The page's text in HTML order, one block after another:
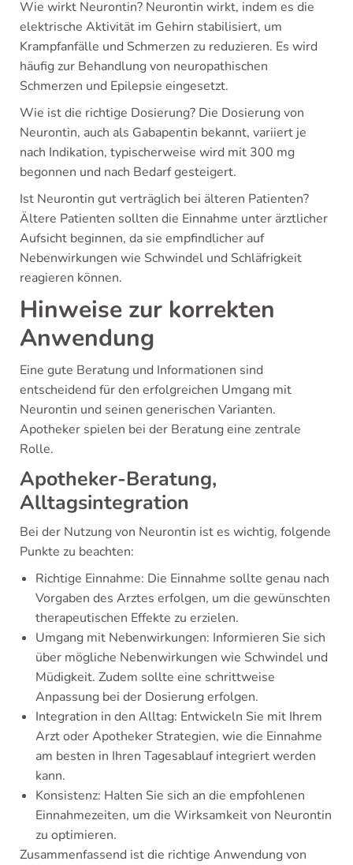
Wie wirkt Neurontin? Neurontin wirkt, indem es die
elektrische Aktivität im Gehirn stabilisiert, um
Krampfanfälle und Schmerzen zu reduzieren. Es wird
häufig zur Behandlung von neuropathischen
Schmerzen und Epilepsie eingesetzt.
Wie ist die richtige Dosierung? Die Dosierung von
Neurontin, auch als Gabapentin bekannt, variiert je
nach Indikation, typischerweise wird mit 300 mg
begonnen und nach Bedarf gesteigert.
Ist Neurontin gut verträglich bei älteren Patienten?
Ältere Patienten sollten die Einnahme unter ärztlicher
Aufsicht beginnen, da sie empfindlicher auf
Nebenwirkungen wie Schwindel und Schläfrigkeit
reagieren können.
Hinweise zur korrekten
Anwendung
Eine gute Beratung und Informationen sind
entscheidend für den erfolgreichen Umgang mit
Neurontin und seinen generischen Varianten.
Apotheker spielen bei der Beratung eine zentrale
Rolle.
Apotheker-Beratung,
Alltagsintegration
Bei der Nutzung von Neurontin ist es wichtig, folgende
Punkte zu beachten:
Richtige Einnahme: Die Einnahme sollte genau nach
Vorgaben des Arztes erfolgen, um die gewünschten
therapeutischen Effekte zu erzielen.
Umgang mit Nebenwirkungen: Informieren Sie sich
über mögliche Nebenwirkungen wie Schwindel und
Müdigkeit. Zudem sollte eine schrittweise
Anpassung bei der Dosierung erfolgen.
Integration in den Alltag: Entwickeln Sie mit Ihrem
Arzt oder Apotheker Strategien, wie die Einnahme
am besten in Ihren Tagesablauf integriert werden
kann.
Konsistenz: Halten Sie sich an die empfohlenen
Einnahmezeiten, um die Wirksamkeit von Neurontin
zu optimieren.
Zusammenfassend ist die richtige Anwendung von